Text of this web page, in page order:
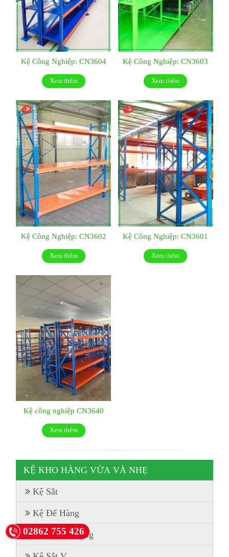
Kệ Công Nghiệp: CN3604
Xem thêm
Kệ Công Nghiệp: CN3603
Xem thêm
Kệ Công Nghiệp: CN3602
Xem thêm
Kệ Công Nghiệp: CN3601
Xem thêm
Kệ công nghiệp CN3640
Xem thêm
KỆ KHO HÀNG VỪA VÀ NHẸ
Kệ Sắt
Kệ Để Hàng
Kệ Sắt Đa Năng
02862 755 426